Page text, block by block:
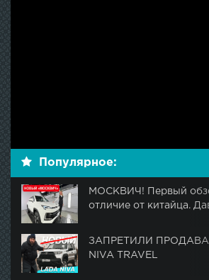
Популярное:
МОСКВИЧ! Первый
отличие от китайца.
ЗАПРЕТИЛИ
NIVA TRAVEL